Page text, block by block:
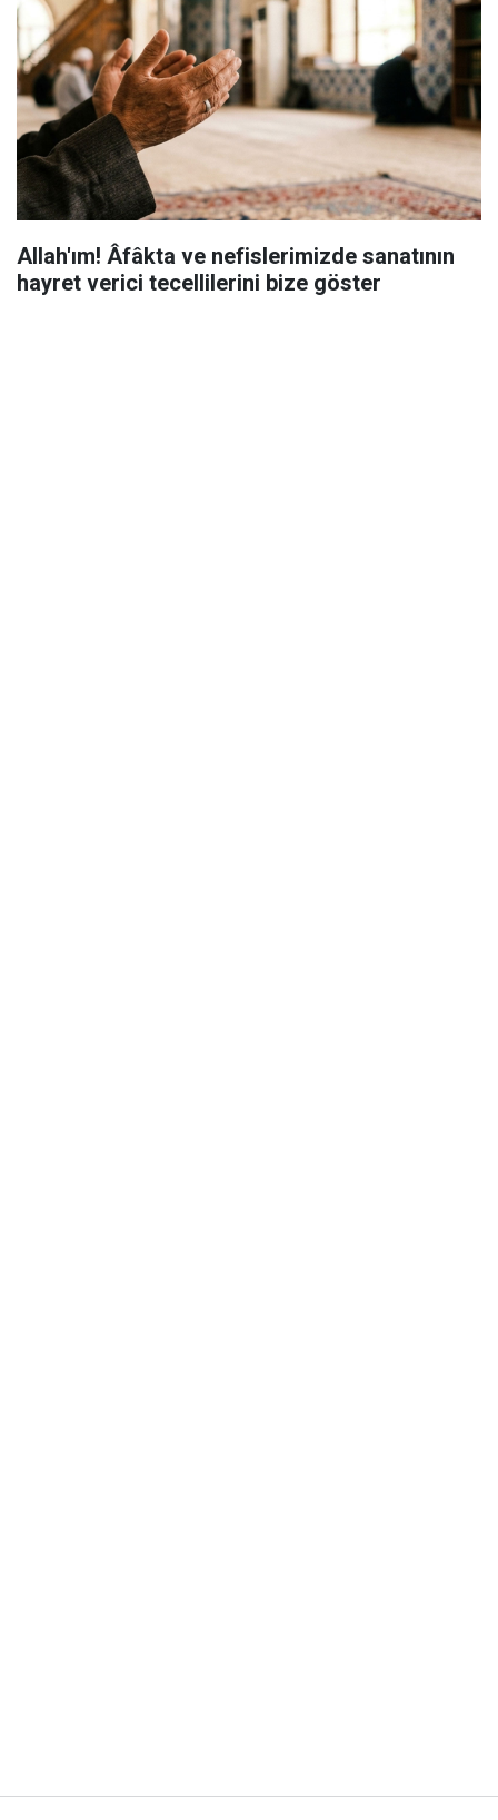
Allah'ım! Âfâkta ve nefislerimizde sanatının
hayret verici tecellilerini bize göster